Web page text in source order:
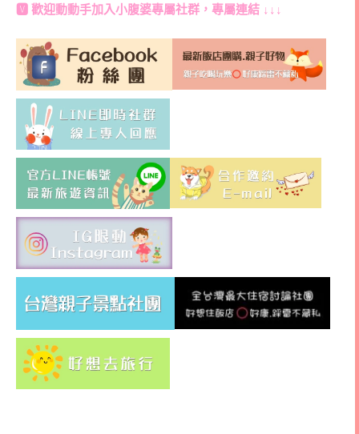
🆅 歡迎動動手加入小腹婆專屬社群 ，專屬連結 ↓↓↓